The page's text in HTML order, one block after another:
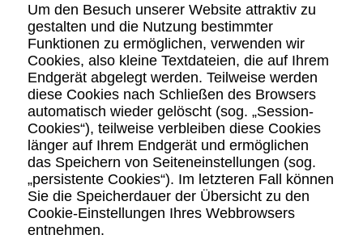
Um den Besuch unserer Website attraktiv zu
gestalten und die Nutzung bestimmter
Funktionen zu ermöglichen, verwenden wir
Cookies, also kleine Textdateien, die auf Ihrem
Endgerät abgelegt werden. Teilweise werden
diese Cookies nach Schließen des Browsers
automatisch wieder gelöscht (sog. „Session-
Cookies“), teilweise verbleiben diese Cookies
länger auf Ihrem Endgerät und ermöglichen
das Speichern von Seiteneinstellungen (sog.
„persistente Cookies“). Im letzteren Fall können
Sie die Speicherdauer der Übersicht zu den
Cookie-Einstellungen Ihres Webbrowsers
entnehmen.